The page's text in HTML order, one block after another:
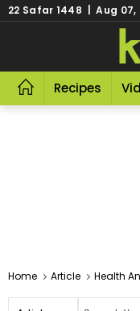
22 Safar 1448 | Aug 07,
Recipes
Home Article Health